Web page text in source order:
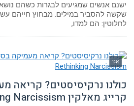
ישנם אנשים שמגיעים לבגרות כשהם
שקשה להסביר במילים. מבחוץ חייהם
לחלוטין: הם למדו,
אגו
כולנו נרקיסיסטים? קריאה
קרייג מאלקין Rethinking Narcissism